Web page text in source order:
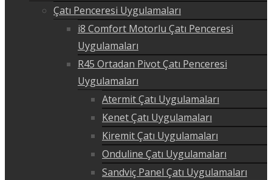
Çatı Penceresi Uygulamaları
i8 Comfort Motorlu Çatı Penceresi
Uygulamaları
R45 Ortadan Pivot Çatı Penceresi
Uygulamaları
Atermit Çatı Uygulamaları
Kenet Çatı Uygulamaları
Kiremit Çatı Uygulamaları
Onduline Çatı Uygulamaları
Sandviç Panel Çatı Uygulamaları